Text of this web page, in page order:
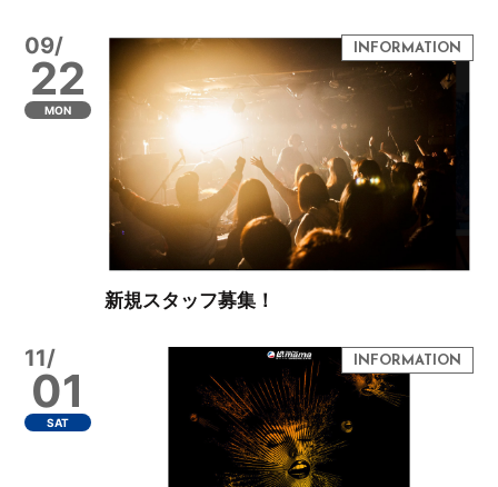
09/
22
MON
新規スタッフ募集！
11/
01
SAT